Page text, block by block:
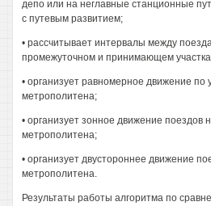
депо или на неглавные станционные
с путевым развитием;
• рассчитывает интервалы между
промежуточном и принимающем
• организует равномерное движение по
метрополитена;
• организует зонное движение поездов
метрополитена;
• организует двустороннее движение
метрополитена.
Результаты работы алгоритма по